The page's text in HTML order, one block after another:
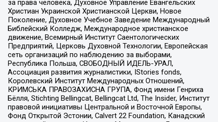
за права человека, Духовное Управление Евангельских
Христиан Украинской Христианской Церкви, Новое
Поколение, Духовное Учебное Заведение Международный
Библейский Колледж, Международное христианское
движение, Всемирный Институт Саентологических
Предприятий, Церковь Духовной Технологии, Европейская
сеть организаций по наблюдению за выборами,
Республика Польша, СВОБОДНЫЙ ИДЕЛЬ-УРАЛ,
Ассоциация развития журналистики, IStories fonds,
Королевский Институт Международных Отношений,
КРИМСЬКА ПРАВОЗАХИСНА ГРУПА, Фонд имени Генриха
Бёлля, Stichting Bellingcat, Bellingcat Ltd, The Insider, Институт
правовой инициативы Центральной и Восточной Европы,
Фонд Открытой Эстонии, Calvert 22 Foundation, Канадский